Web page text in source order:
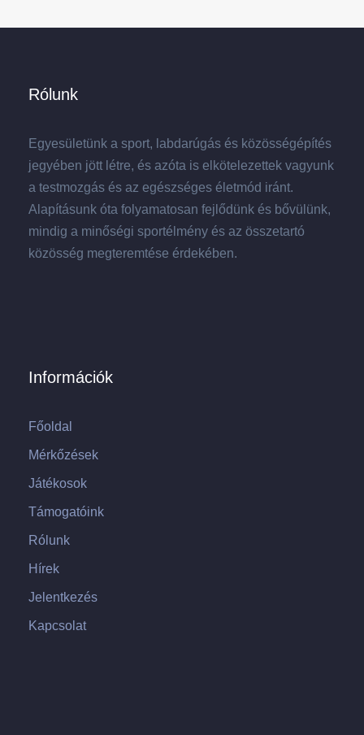
Rólunk
Egyesületünk a sport, labdarúgás és közösségépítés
jegyében jött létre, és azóta is elkötelezettek vagyunk
a testmozgás és az egészséges életmód iránt.
Alapításunk óta folyamatosan fejlődünk és bővülünk,
mindig a minőségi sportélmény és az összetartó
közösség megteremtése érdekében.
Információk
Főoldal
Mérkőzések
Játékosok
Támogatóink
Rólunk
Hírek
Jelentkezés
Kapcsolat